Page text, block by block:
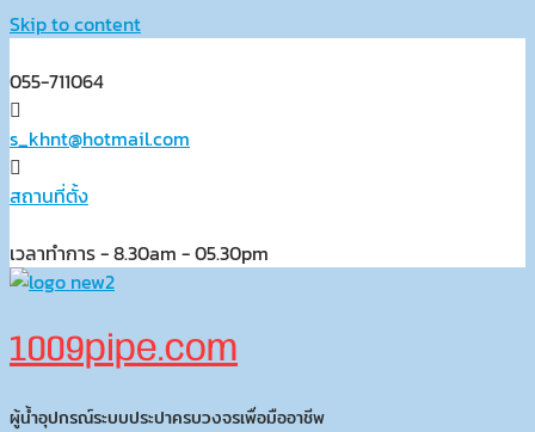
Skip to content
055-711064
s_khnt@hotmail.com
สถานที่ตั้ง
เวลาทำการ - 8.30am - 05.30pm
1009pipe.com
ผู้น้ำอุปกรณ์ระบบประปาครบวงจรเพื่อมืออาชีพ